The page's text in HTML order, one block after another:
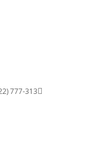
777-313